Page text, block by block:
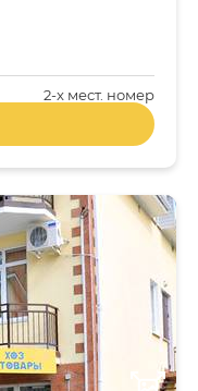
2-x мест. номер